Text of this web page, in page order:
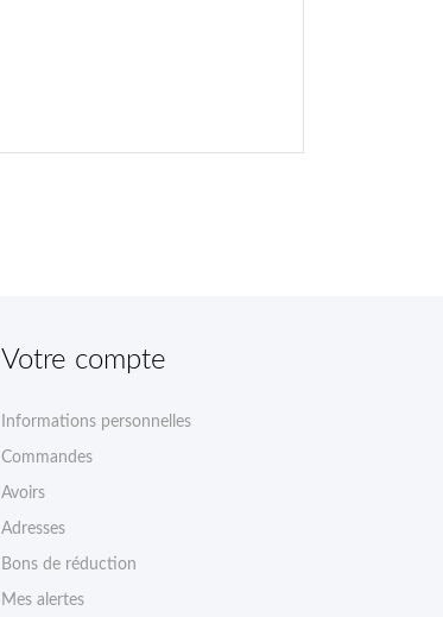
Votre compte
Informations personnelles
Commandes
Avoirs
Adresses
Bons de réduction
Mes alertes